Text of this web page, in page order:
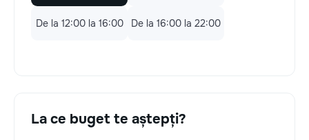
De la 12:00 la 16:00 De la 16:00 la 22:00
La ce buget te aștepți?